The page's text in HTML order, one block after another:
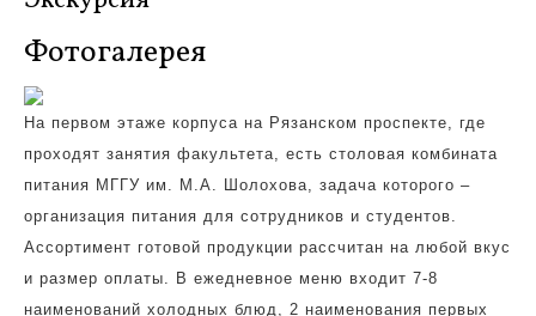
Фотогалерея
На первом этаже корпуса на Рязанском проспекте, где
проходят занятия факультета, есть столовая комбината
питания МГГУ им. М.А. Шолохова, задача которого –
организация питания для сотрудников и студентов.
Ассортимент готовой продукции рассчитан на любой вкус
и размер оплаты. В ежедневное меню входит 7-8
наименований холодных блюд, 2 наименования первых